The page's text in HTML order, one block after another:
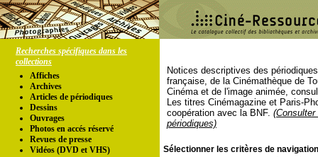
Recherches spécifiques dans les
collections
Affiches
Archives
Articles de périodiques
Dessins
Ouvrages
Photos en accés réservé
Revues de presse
Vidéos (DVD et VHS)
Notices descriptives des
française, de la Cinémathèque de
Cinéma et de l'image animée,
Les titres Cinémagazine et Paris-
coopération avec la BNF.
périodiques)
Sélectionner les critères de